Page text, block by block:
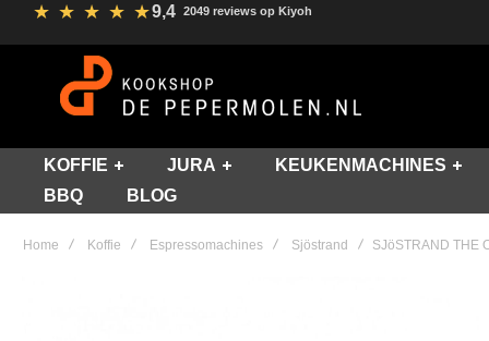
★ ★ ★ ★ ★9,4 2049 reviews op Kiyoh
KOFFIE JURA KEUKENMACHINES
BBQ
BLOG
Home Koffie Espressomachines Sjöstrand SJöSTRAND THE